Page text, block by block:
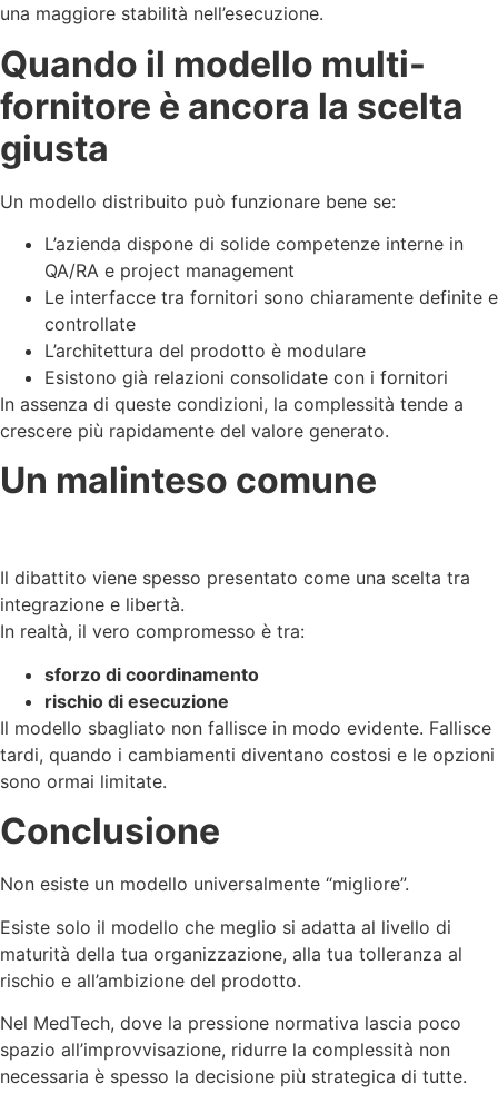
una maggiore stabilità nell’esecuzione.
Quando il modello multi-
fornitore è ancora la scelta
giusta
Un modello distribuito può funzionare bene se:
L’azienda dispone di solide competenze interne in
QA/RA e project management
Le interfacce tra fornitori sono chiaramente definite e
controllate
L’architettura del prodotto è modulare
Esistono già relazioni consolidate con i fornitori
In assenza di queste condizioni, la complessità tende a
crescere più rapidamente del valore generato.
Un malinteso comune
Il dibattito viene spesso presentato come una scelta tra
integrazione e libertà.
In realtà, il vero compromesso è tra:
sforzo di coordinamento
rischio di esecuzione
Il modello sbagliato non fallisce in modo evidente. Fallisce
tardi, quando i cambiamenti diventano costosi e le opzioni
sono ormai limitate.
Conclusione
Non esiste un modello universalmente “migliore”.
Esiste solo il modello che meglio si adatta al livello di
maturità della tua organizzazione, alla tua tolleranza al
rischio e all’ambizione del prodotto.
Nel MedTech, dove la pressione normativa lascia poco
spazio all’improvvisazione, ridurre la complessità non
necessaria è spesso la decisione più strategica di tutte.